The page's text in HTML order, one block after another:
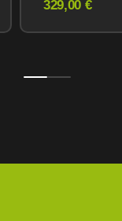
329,00 €